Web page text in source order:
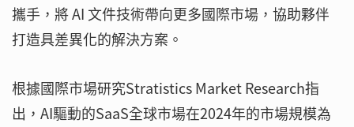
攜手，將 AI 文件技術帶向更多國際市場，協助夥伴
打造具差異化的解決方案。
根據國際市場研究Stratistics Market Research指
出，AI驅動的SaaS全球市場在2024年的市場規模為